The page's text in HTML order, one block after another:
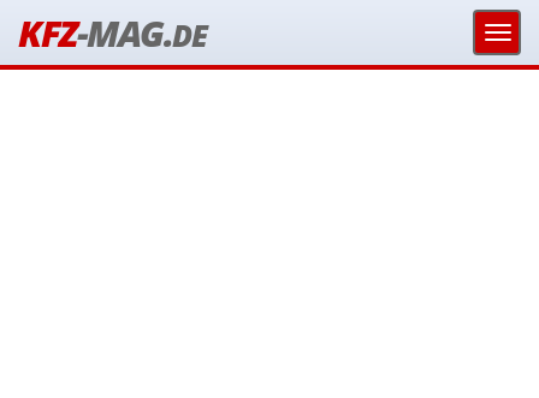
KFZ-MAG.DE